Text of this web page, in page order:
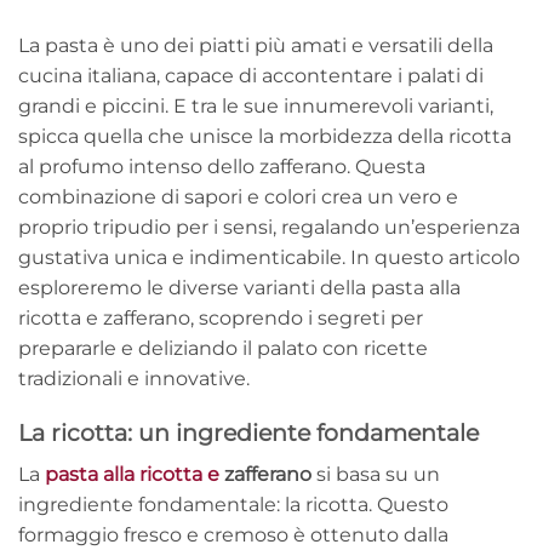
La pasta è uno dei piatti più amati e versatili della
cucina italiana, capace di accontentare i palati di
grandi e piccini. E tra le sue innumerevoli varianti,
spicca quella che unisce la morbidezza della ricotta
al profumo intenso dello zafferano. Questa
combinazione di sapori e colori crea un vero e
proprio tripudio per i sensi, regalando un’esperienza
gustativa unica e indimenticabile. In questo articolo
esploreremo le diverse varianti della pasta alla
ricotta e zafferano, scoprendo i segreti per
prepararle e deliziando il palato con ricette
tradizionali e innovative.
La ricotta: un ingrediente fondamentale
La pasta alla ricotta e zafferano si basa su un
ingrediente fondamentale: la ricotta. Questo
formaggio fresco e cremoso è ottenuto dalla